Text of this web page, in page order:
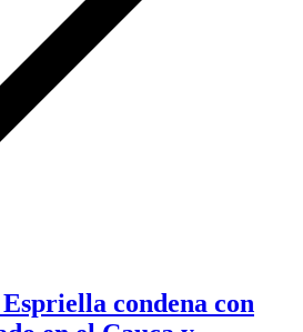
condena con